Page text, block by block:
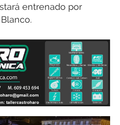
entrenado por